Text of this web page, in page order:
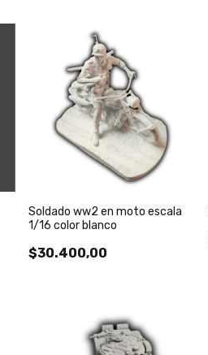
Soldado ww2 en moto escala
1/16 color blanco
$30.400,00